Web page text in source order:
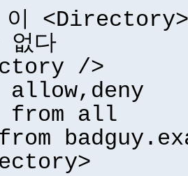
<Directory>
없다
/>
allow,deny
from all